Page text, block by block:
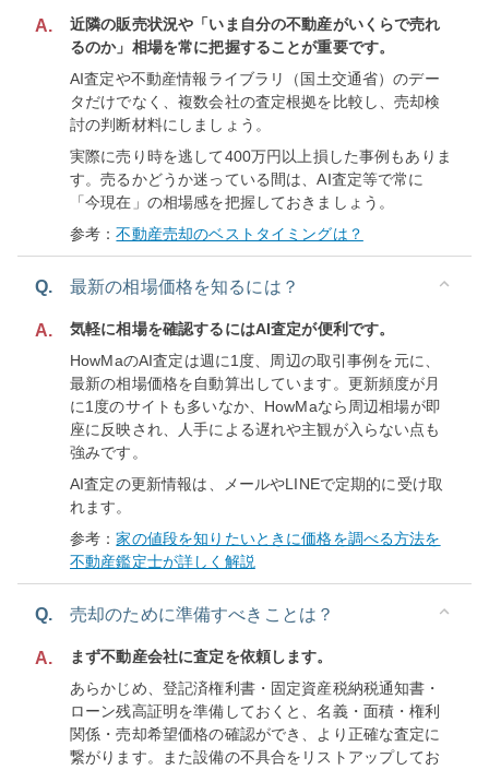
A.
近隣の販売状況や「いま自分の不動産がいくらで売れ
るのか」相場を常に把握することが重要です。
AI査定や不動産情報ライブラリ（国土交通省）のデー
タだけでなく、複数会社の査定根拠を比較し、売却検
討の判断材料にしましょう。
実際に売り時を逃して400万円以上損した事例もありま
す。売るかどうか迷っている間は、AI査定等で常に
「今現在」の相場感を把握しておきましょう。
参考：不動産売却のベストタイミングは？
Q. 最新の相場価格を知るには？
A.
気軽に相場を確認するにはAI査定が便利です。
HowMaのAI査定は週に1度、周辺の取引事例を元に、
最新の相場価格を自動算出しています。更新頻度が月
に1度のサイトも多いなか、HowMaなら周辺相場が即
座に反映され、人手による遅れや主観が入らない点も
強みです。
AI査定の更新情報は、メールやLINEで定期的に受け取
れます。
参考：家の値段を知りたいときに価格を調べる方法を
不動産鑑定士が詳しく解説
Q. 売却のために準備すべきことは？
A.
まず不動産会社に査定を依頼します。
あらかじめ、登記済権利書・固定資産税納税通知書・
ローン残高証明を準備しておくと、名義・面積・権利
関係・売却希望価格の確認ができ、より正確な査定に
繋がります。また設備の不具合をリストアップしてお